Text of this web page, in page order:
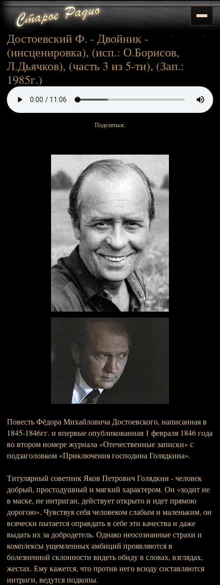
Достоевский Ф. - Двойник -
(инсценировка), (исп.: О.Борисов,
Л.Дьячков), (часть 3 из 5-ти), (Зап.:
1985г.)
Поделиться:
Повесть Фёдора Михайловича Достоевского, написанная в
1845-1846гг. и впервые опубликованная 1 февраля 1846 года
во втором номере журнала «Отечественные записки» с
подзаголовком «Приключения господина Голядкина».
Титулярный советник Яков Петрович Голядкин - человек
добрый, простодушный и мягкий характером. Он «ходит не
в маске, не интриган, действует открыто и идет прямою
дорогою». Чувствуя себя человеком слабым и маленьким, он
всячески пытается оправдать в себе эти качества и даже
выдать их за добродетель. Однако неосознанные страхи и
комплексы ущемленных амбиций проявляются в
болезненной склонности видеть обиду в словах, взглядах,
жестах. Ему кажется, что против него всюду составляются
интриги, ведутся подкопы.